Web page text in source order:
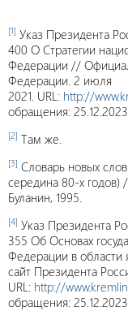
[1] Указ Президента
400 О Стратегии
Федерации //
Федерации. 2 июля
2021. URL: http://
обращения:
[2] Там же.
[3] Словарь новых
середина 80-х
Буланин, 1995.
[4] Указ Президента
355 Об Основах
Федерации в
сайт Президента
URL: http://
обращения: